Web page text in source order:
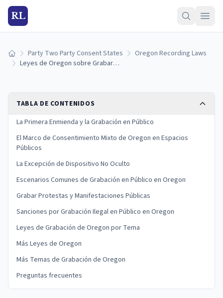
RL
Inicio Party Two Party Consent States
Oregon Recording Laws
Leyes de Oregon sobre Grabar en Público: Derechos, Consentimiento y Límites
TABLA DE CONTENIDOS
La Primera Enmienda y la Grabación en Público
El Marco de Consentimiento Mixto de Oregon en Espacios
Públicos
La Excepción de Dispositivo No Oculto
Escenarios Comunes de Grabación en Público en Oregon
Grabar Protestas y Manifestaciones Públicas
Sanciones por Grabación Ilegal en Público en Oregon
Leyes de Grabación de Oregon por Tema
Más Leyes de Oregon
Más Temas de Grabación de Oregon
Preguntas frecuentes